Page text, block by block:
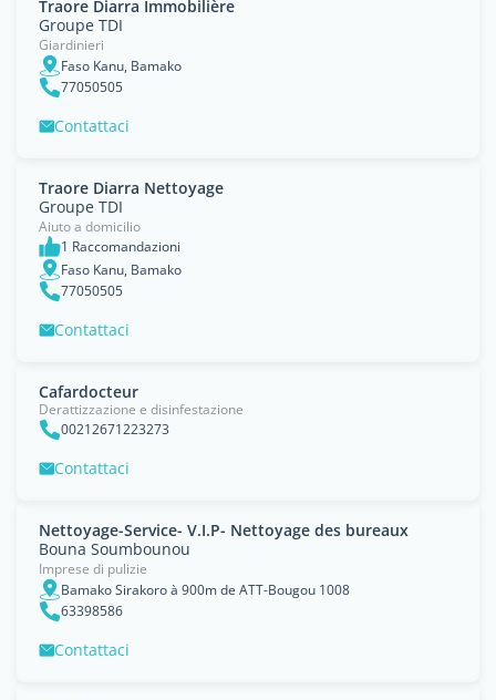
Traore Diarra Immobilière
Groupe TDI
Giardinieri
Faso Kanu, Bamako
77050505
Contattaci
Traore Diarra Nettoyage
Groupe TDI
Aiuto a domicilio
1 Raccomandazioni
Faso Kanu, Bamako
77050505
Contattaci
Cafardocteur
Derattizzazione e disinfestazione
00212671223273
Contattaci
Nettoyage-Service- V.I.P- Nettoyage des bureaux
Bouna Soumbounou
Imprese di pulizie
Bamako Sirakoro à 900m de ATT-Bougou 1008
63398586
Contattaci